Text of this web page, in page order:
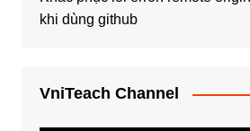
khi dùng github
VniTeach Channel